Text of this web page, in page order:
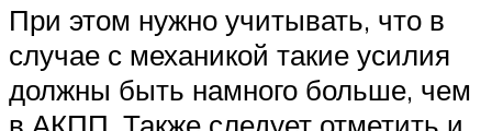
При этом нужно учитывать, что в
случае с механикой такие усилия
должны быть намного больше, чем